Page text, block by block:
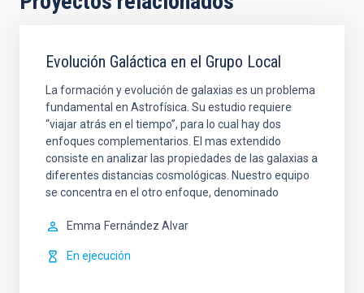
Evolución Galáctica en el Grupo Local
La formación y evolución de galaxias es un problema
fundamental en Astrofísica. Su estudio requiere
“viajar atrás en el tiempo”, para lo cual hay dos
enfoques complementarios. El mas extendido
consiste en analizar las propiedades de las galaxias a
diferentes distancias cosmológicas. Nuestro equipo
se concentra en el otro enfoque, denominado
Emma Fernández Alvar
En ejecución